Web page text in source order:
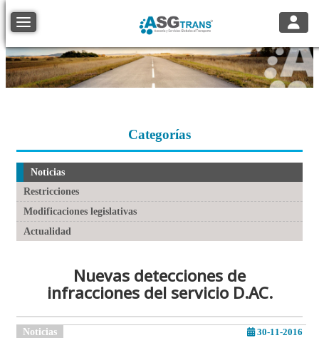
Toggle navigation
Categorías
Noticias
Restricciones
Modificaciones legislativas
Actualidad
Nuevas detecciones de
infracciones del servicio D.AC.
Noticias 30-11-2016